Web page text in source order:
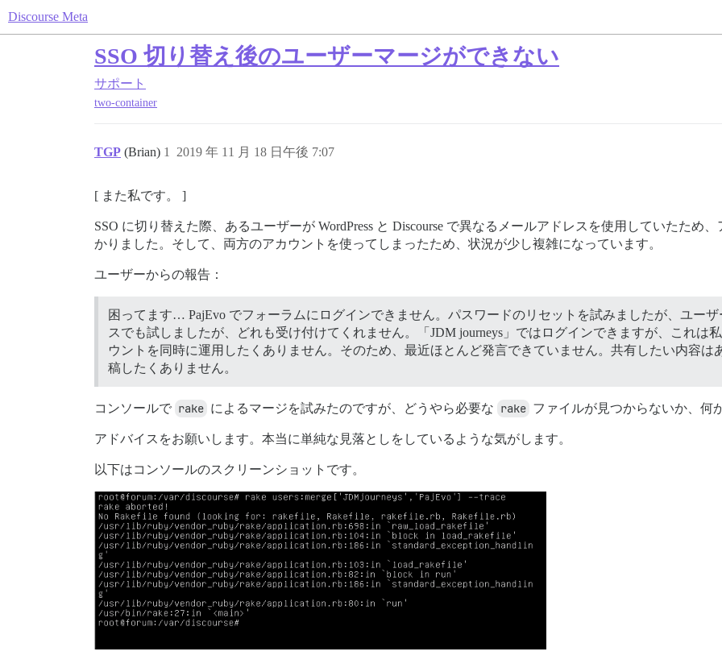
Discourse Meta
SSO 切り替え後のユーザーマージができない
サポート
two-container
TGP (Brian) 2019 年 11 月 18 日午後 7:07
1
[ また私です。 ]
SSO に切り替えた際、あるユーザーが WordPress と Discourse で異なるメールアドレスを使用していたため
かりました。そして、両方のアカウントを使ってしまったため、状況が少し複雑になっています。
ユーザーからの報告：
困ってます… PajEvo でフォーラムにログインできません。パスワードのリセットを試みましたが、ユー
スでも試しましたが、どれも受け付けてくれません。「JDM journeys」ではログインできますが、これは
ウントを同時に運用したくありません。そのため、最近ほとんど発言できていません。共有したい内容
稿したくありません。
コンソールで rake によるマージを試みたのですが、どうやら必要な rake ファイルが見つからないか、何
アドバイスをお願いします。本当に単純な見落としをしているような気がします。
以下はコンソールのスクリーンショットです。